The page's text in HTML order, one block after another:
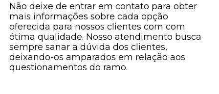
Não deixe de entrar em contato para obter
mais informações sobre cada opção
oferecida para nossos clientes com com
ótima qualidade. Nosso atendimento busca
sempre sanar a dúvida dos clientes,
deixando-os amparados em relação aos
questionamentos do ramo.